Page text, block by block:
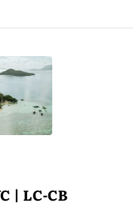
| LC-CB